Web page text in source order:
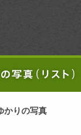
かりの写真